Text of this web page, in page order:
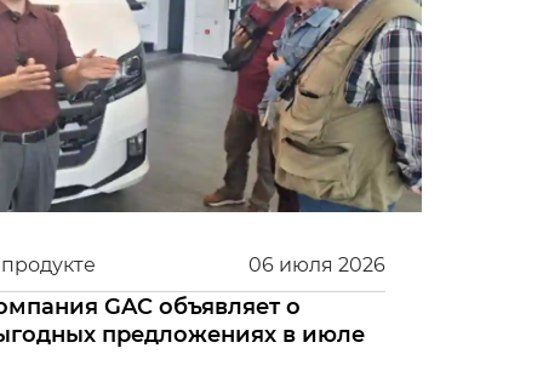
06 июля 2026
GAC объявляет о
предложениях в июле